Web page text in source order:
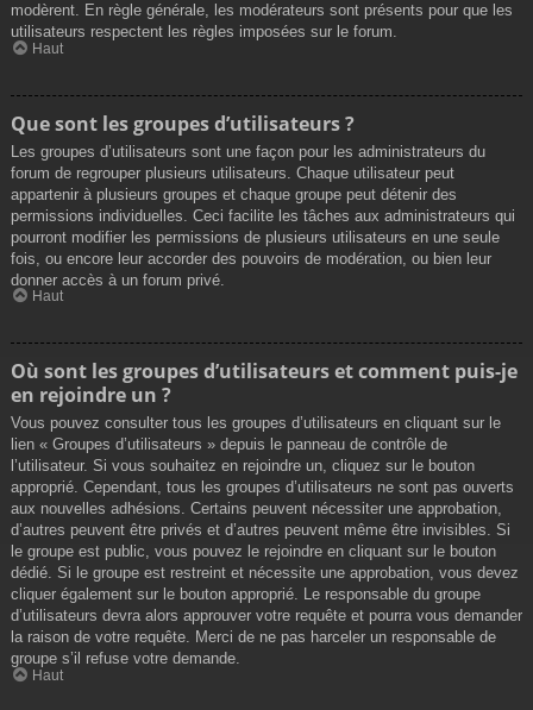
modèrent. En règle générale, les modérateurs sont présents pour que les
utilisateurs respectent les règles imposées sur le forum.
Haut
Que sont les groupes d’utilisateurs ?
Les groupes d’utilisateurs sont une façon pour les administrateurs du
forum de regrouper plusieurs utilisateurs. Chaque utilisateur peut
appartenir à plusieurs groupes et chaque groupe peut détenir des
permissions individuelles. Ceci facilite les tâches aux administrateurs qui
pourront modifier les permissions de plusieurs utilisateurs en une seule
fois, ou encore leur accorder des pouvoirs de modération, ou bien leur
donner accès à un forum privé.
Haut
Où sont les groupes d’utilisateurs et comment puis-je
en rejoindre un ?
Vous pouvez consulter tous les groupes d’utilisateurs en cliquant sur le
lien « Groupes d’utilisateurs » depuis le panneau de contrôle de
l’utilisateur. Si vous souhaitez en rejoindre un, cliquez sur le bouton
approprié. Cependant, tous les groupes d’utilisateurs ne sont pas ouverts
aux nouvelles adhésions. Certains peuvent nécessiter une approbation,
d’autres peuvent être privés et d’autres peuvent même être invisibles. Si
le groupe est public, vous pouvez le rejoindre en cliquant sur le bouton
dédié. Si le groupe est restreint et nécessite une approbation, vous devez
cliquer également sur le bouton approprié. Le responsable du groupe
d’utilisateurs devra alors approuver votre requête et pourra vous demander
la raison de votre requête. Merci de ne pas harceler un responsable de
groupe s’il refuse votre demande.
Haut